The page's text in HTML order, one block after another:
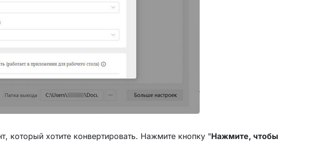
который хотите конвертировать. Нажмите кнопку "Нажмите, чтобы